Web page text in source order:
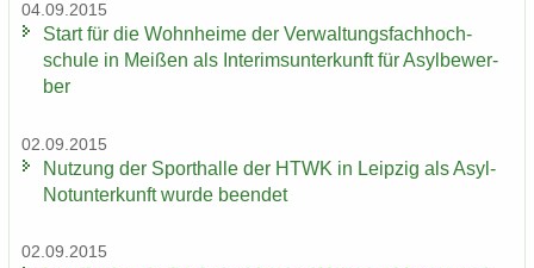
04.09.2015
Start für die Wohn­hei­me der Ver­wal­tungs­fach­hoch­
schu­le in Mei­ßen als In­te­rims­un­ter­kunft für Asyl­be­wer­
ber
02.09.2015
Nut­zung der Sport­hal­le der HTWK in Leip­zig als Asyl-​
Notunterkunft wurde be­en­det
02.09.2015